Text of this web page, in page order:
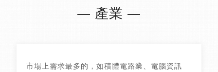
— 產業 —
市場上需求最多的，如積體電路業、電腦資訊